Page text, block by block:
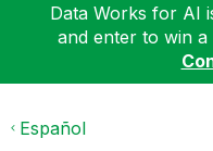
Data Works for AI
and enter to win
Español